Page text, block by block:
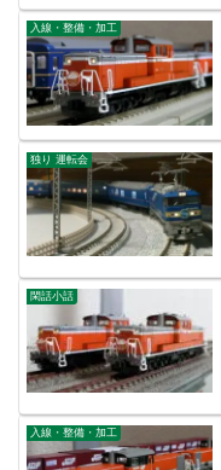
入線・整備・加工
独り 運転会
閑話小話
入線・整備・加工